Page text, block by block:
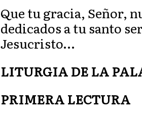
Que tu gracia, Señor,
dedicados a tu santo
Jesucristo…
LITURGIA DE LA
PRIMERA LECTURA